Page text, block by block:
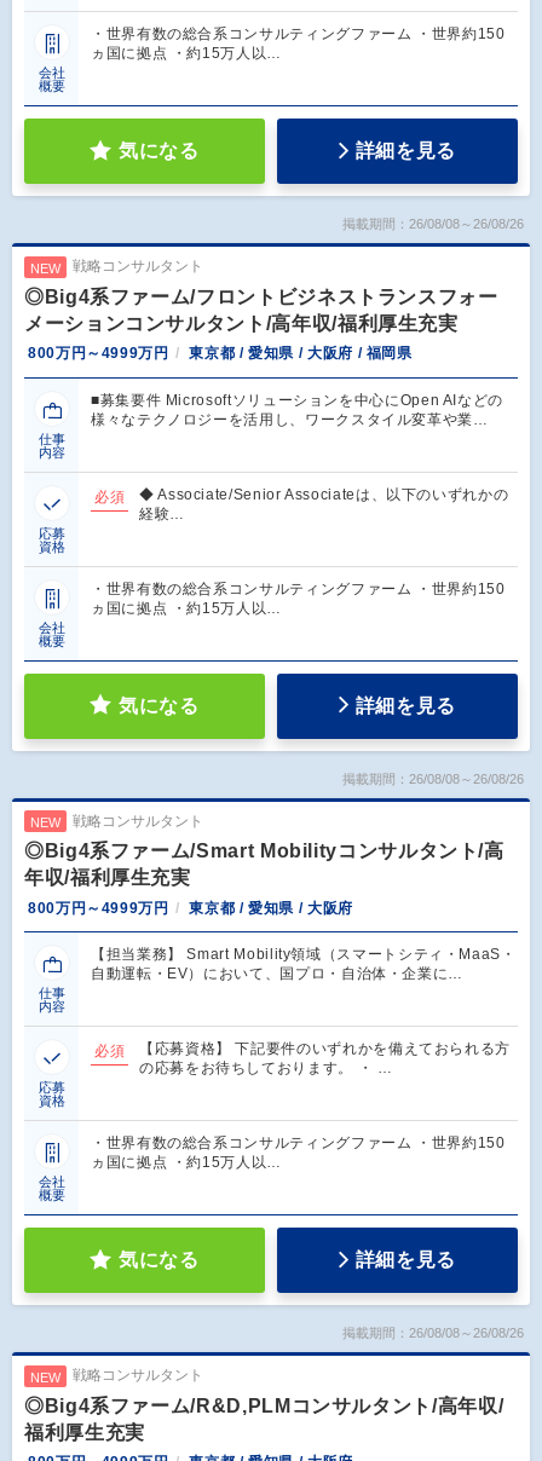
会社
概要
・世界有数の総合系コンサルティングファーム ・世界約150
ヵ国に拠点 ・約15万人以…
気になる 詳細を見る
掲載期間：26/08/08～26/08/26
NEW 戦略コンサルタント
◎Big4系ファーム/フロントビジネストランスフォー
メーションコンサルタント/高年収/福利厚生充実
800万円～4999万円 東京都 / 愛知県 / 大阪府 / 福岡県
仕事
内容
■募集要件 Microsoftソリューションを中心にOpen AIなどの
様々なテクノロジーを活用し、ワークスタイル変革や業…
応募
資格
必須
◆ Associate/Senior Associateは、以下のいずれかの
経験…
会社
概要
・世界有数の総合系コンサルティングファーム ・世界約150
ヵ国に拠点 ・約15万人以…
気になる 詳細を見る
掲載期間：26/08/08～26/08/26
NEW 戦略コンサルタント
◎Big4系ファーム/Smart Mobilityコンサルタント/高
年収/福利厚生充実
800万円～4999万円 東京都 / 愛知県 / 大阪府
仕事
内容
【担当業務】 Smart Mobility領域（スマートシティ・MaaS・
自動運転・EV）において、国プロ・自治体・企業に…
応募
資格
必須
【応募資格】 下記要件のいずれかを備えておられる方
の応募をお待ちしております。 ・ …
会社
概要
・世界有数の総合系コンサルティングファーム ・世界約150
ヵ国に拠点 ・約15万人以…
気になる 詳細を見る
掲載期間：26/08/08～26/08/26
NEW 戦略コンサルタント
◎Big4系ファーム/R&D,PLMコンサルタント/高年収/
福利厚生充実